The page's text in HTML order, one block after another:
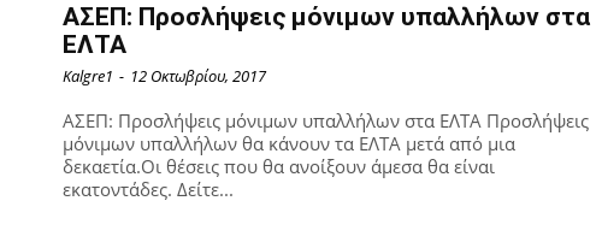
ΑΣΕΠ: Προσλήψεις μόνιμων υπαλλήλων στα
ΕΛΤΑ
Kalgre1 - 12 Οκτωβρίου, 2017
ΑΣΕΠ: Προσλήψεις μόνιμων υπαλλήλων στα ΕΛΤΑ Προσλήψεις
μόνιμων υπαλλήλων θα κάνουν τα ΕΛΤΑ μετά από μια
δεκαετία.Οι θέσεις που θα ανοίξουν άμεσα θα είναι
εκατοντάδες. Δείτε...